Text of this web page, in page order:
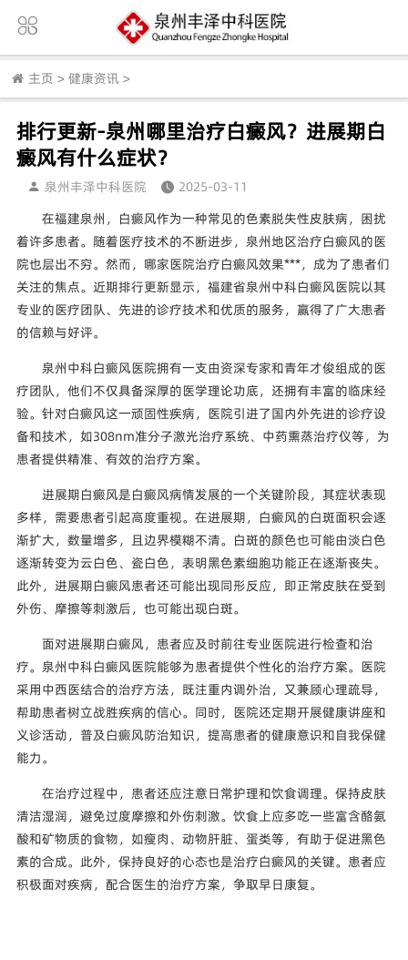
主页 > 健康资讯 >
排行更新-泉州哪里治疗白癜风？进展期白
癜风有什么症状？
泉州丰泽中科医院
2025-03-11
在福建泉州，白癜风作为一种常见的色素脱失性皮肤病，困扰
着许多患者。随着医疗技术的不断进步，泉州地区治疗白癜风的医
院也层出不穷。然而，哪家医院治疗白癜风效果***，成为了患者们
关注的焦点。近期排行更新显示，福建省泉州中科白癜风医院以其
专业的医疗团队、先进的诊疗技术和优质的服务，赢得了广大患者
的信赖与好评。
泉州中科白癜风医院拥有一支由资深专家和青年才俊组成的医
疗团队，他们不仅具备深厚的医学理论功底，还拥有丰富的临床经
验。针对白癜风这一顽固性疾病，医院引进了国内外先进的诊疗设
备和技术，如308nm准分子激光治疗系统、中药熏蒸治疗仪等，为
患者提供精准、有效的治疗方案。
进展期白癜风是白癜风病情发展的一个关键阶段，其症状表现
多样，需要患者引起高度重视。在进展期，白癜风的白斑面积会逐
渐扩大，数量增多，且边界模糊不清。白斑的颜色也可能由淡白色
逐渐转变为云白色、瓷白色，表明黑色素细胞功能正在逐渐丧失。
此外，进展期白癜风患者还可能出现同形反应，即正常皮肤在受到
外伤、摩擦等刺激后，也可能出现白斑。
面对进展期白癜风，患者应及时前往专业医院进行检查和治
疗。泉州中科白癜风医院能够为患者提供个性化的治疗方案。医院
采用中西医结合的治疗方法，既注重内调外治，又兼顾心理疏导，
帮助患者树立战胜疾病的信心。同时，医院还定期开展健康讲座和
义诊活动，普及白癜风防治知识，提高患者的健康意识和自我保健
能力。
在治疗过程中，患者还应注意日常护理和饮食调理。保持皮肤
清洁湿润，避免过度摩擦和外伤刺激。饮食上应多吃一些富含酪氨
酸和矿物质的食物，如瘦肉、动物肝脏、蛋类等，有助于促进黑色
素的合成。此外，保持良好的心态也是治疗白癜风的关键。患者应
积极面对疾病，配合医生的治疗方案，争取早日康复。